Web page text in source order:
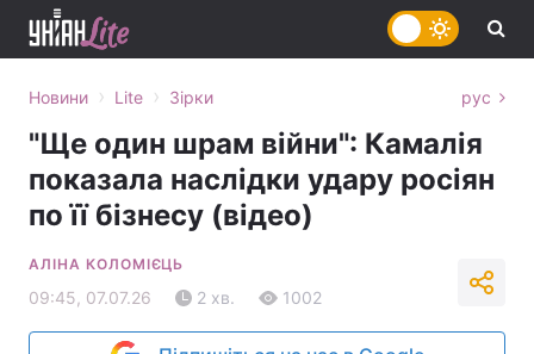
Новини › Lite › Зірки рус
"Ще один шрам війни": Камалія
показала наслідки удару росіян
по її бізнесу (відео)
АЛІНА КОЛОМІЄЦЬ
09:45, 07.07.26 2 хв. 1002